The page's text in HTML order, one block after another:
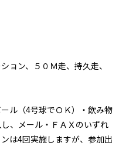
ョン、５０Ｍ走、持久走、
ル（4号球でＯＫ）・飲み物
、メール・ＦＡＸのいずれ
は4回実施しますが、参加出